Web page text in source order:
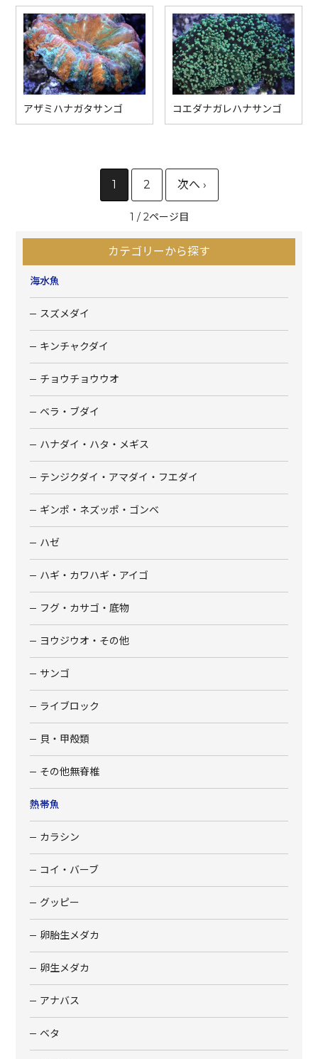
アザミハナガタサンゴ コエダナガレハナサンゴ
1 / 2
1 2
カテゴリーから探す
海水魚
スズメダイ
キンチャクダイ
チョウチョウウオ
ベラ・ブダイ
ハナダイ・ハタ・メギス
テンジクダイ・アマダイ・フエダイ
ギンポ・ネズッポ・ゴンベ
ハゼ
ハギ・カワハギ・アイゴ
フグ・カサゴ・底物
ヨウジウオ・その他
サンゴ
ライブロック
貝・甲殻類
その他無脊椎
熱帯魚
カラシン
コイ・バーブ
グッピー
卵胎生メダカ
卵生メダカ
アナバス
ベタ